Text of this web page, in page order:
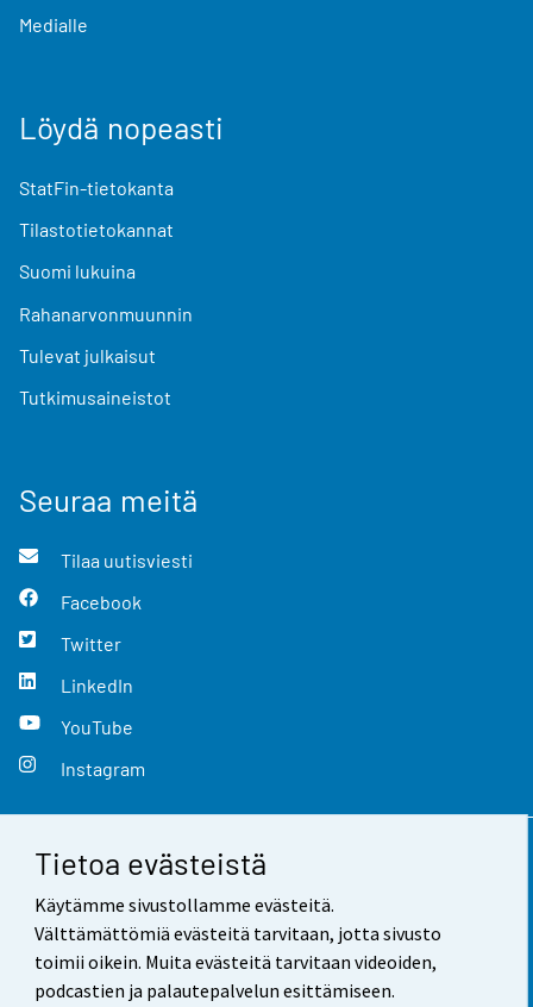
Tietoa evästeistä
Käytämme sivustollamme evästeitä.
Välttämättömiä evästeitä tarvitaan, jotta sivusto
toimii oikein. Muita evästeitä tarvitaan videoiden,
podcastien ja palautepalvelun esittämiseen.
Medialle
Löydä nopeasti
StatFin-tietokanta
Tilastotietokannat
Suomi lukuina
Rahanarvonmuunnin
Tulevat julkaisut
Tutkimusaineistot
Seuraa meitä
Tilaa uutisviesti
Facebook
Twitter
LinkedIn
YouTube
Instagram
Yhteystiedot
Palaute
Käyttöehdot